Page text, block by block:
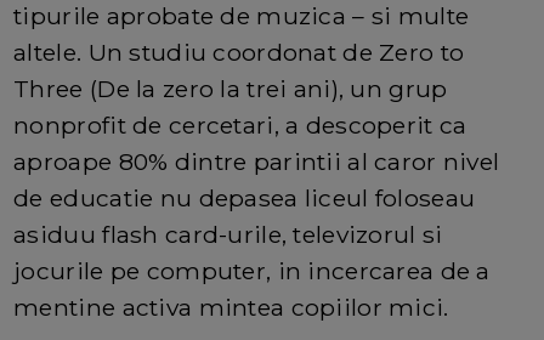
tipurile aprobate de muzica – si multe
altele. Un studiu coordonat de Zero to
Three (De la zero la trei ani), un grup
nonprofit de cercetari, a descoperit ca
aproape 80% dintre parintii al caror nivel
de educatie nu depasea liceul foloseau
asiduu flash card-urile, televizorul si
jocurile pe computer, in incercarea de a
mentine activa mintea copiilor mici.